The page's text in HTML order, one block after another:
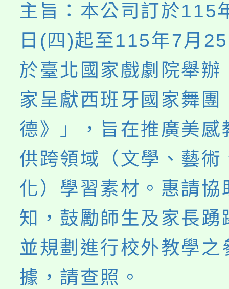
主旨：本公司訂於115
日(四)起至115年7月
於臺北國家戲劇院舉辦
家呈獻西班牙國家舞團
德》」，旨在推廣美感
供跨領域（文學、藝術
化）學習素材。惠請協
知，鼓勵師生及家長踴
並規劃進行校外教學之
據，請查照。